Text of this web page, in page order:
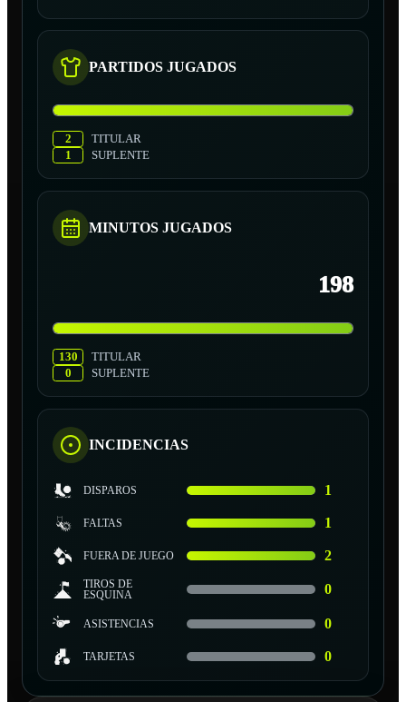
PARTIDOS JUGADOS
2
TITULAR
1
SUPLENTE
MINUTOS JUGADOS
198
130
TITULAR
0
SUPLENTE
INCIDENCIAS
DISPAROS 1
FALTAS 1
FUERA DE JUEGO 2
TIROS DE
ESQUINA
0
ASISTENCIAS 0
TARJETAS 0